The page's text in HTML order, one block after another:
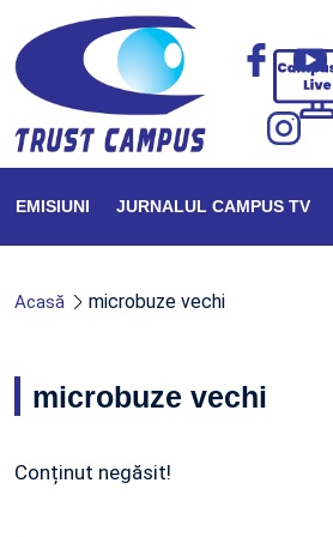
EMISIUNI JURNALUL CAMPUS TV
Acasă microbuze vechi
microbuze vechi
Conținut negăsit!